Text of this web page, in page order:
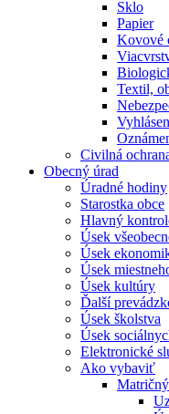
Sklo
Papier
Kovové
Textil,
Civilná
Obecný úrad
Úradné hodiny
Starostka obce
Hlavný
Úsek
Úsek
Úsek
Úsek kultúry
Ďalší
Úsek školstva
Úsek
Elektronické
Ako vybaviť